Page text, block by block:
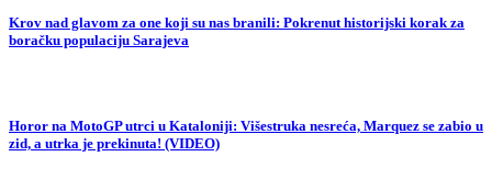
Krov nad glavom za one koji su nas branili: Pokrenut historijski korak za
boračku populaciju Sarajeva
Horor na MotoGP utrci u Kataloniji: Višestruka nesreća, Marquez se zabio u
zid, a utrka je prekinuta! (VIDEO)